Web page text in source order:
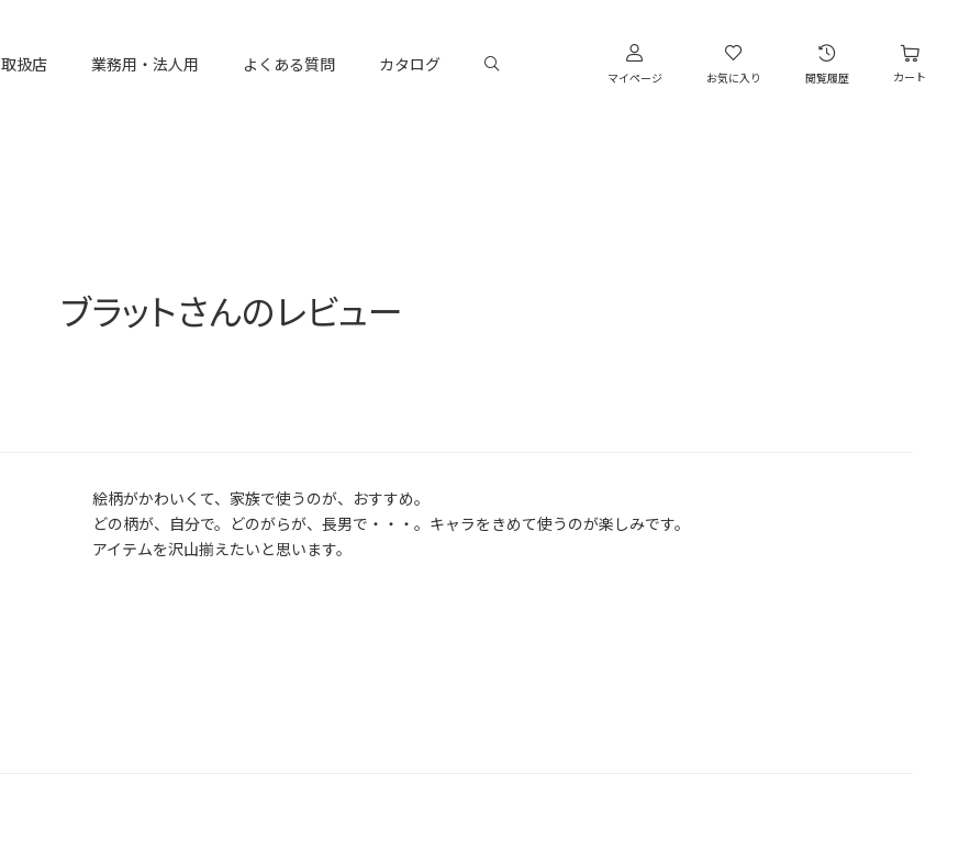
取扱店 業務用・法人用 よくある質問 カタログ
マイページ お気に入り 閲覧履歴 カート
ブラットさんのレビュー
絵柄がかわいくて、家族で使うのが、おすすめ。
どの柄が、自分で。どのがらが、長男で・・・。キャラをきめて使うのが楽しみです。
アイテムを沢山揃えたいと思います。